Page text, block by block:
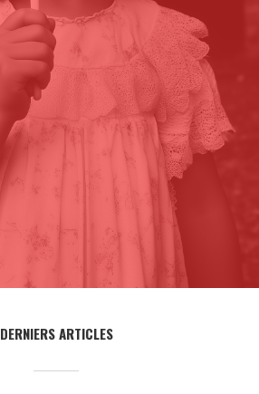
DERNIERS ARTICLES